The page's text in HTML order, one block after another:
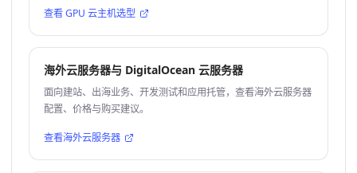
查看 GPU 云主机选型
海外云服务器与 DigitalOcean 云服务器
面向建站、出海业务、开发测试和应用托管，查看海外云服务器
配置、价格与购买建议。
查看海外云服务器